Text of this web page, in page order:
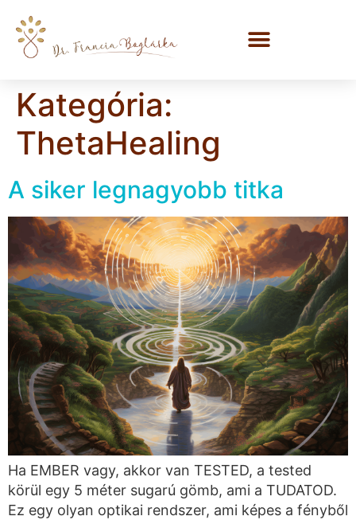
Kategória:
ThetaHealing
A siker legnagyobb titka
Ha EMBER vagy, akkor van TESTED, a tested
körül egy 5 méter sugarú gömb, ami a TUDATOD.
Ez egy olyan optikai rendszer, ami képes a fényből